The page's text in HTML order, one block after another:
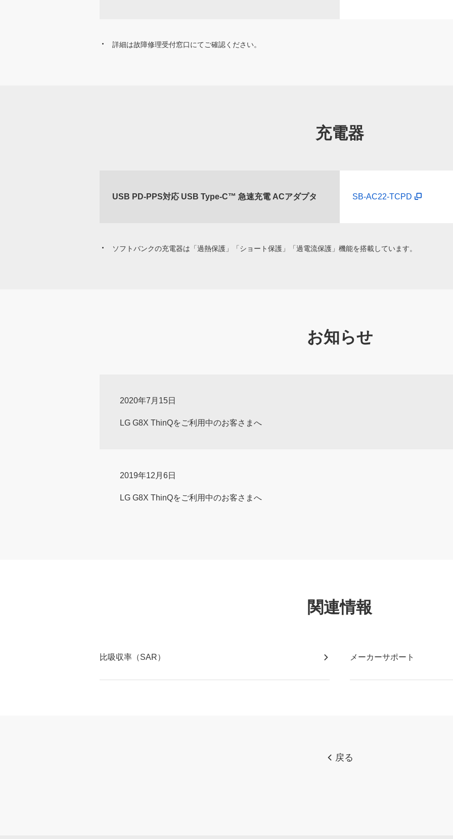
詳細は故障修理受付窓口にてご確認ください。
充電器
USB PD-PPS対応 USB Type-C™ 急速充電 ACアダプタ SB-AC22-TCPD
ソフトバンクの充電器は「過熱保護」「ショート保護」「過電流保護」機能を搭載しています。
お知らせ
2020年7月15日
LG G8X ThinQをご利用中のお客さまへ
2019年12月6日
LG G8X ThinQをご利用中のお客さまへ
関連情報
比吸収率（SAR） メーカーサポート
戻る